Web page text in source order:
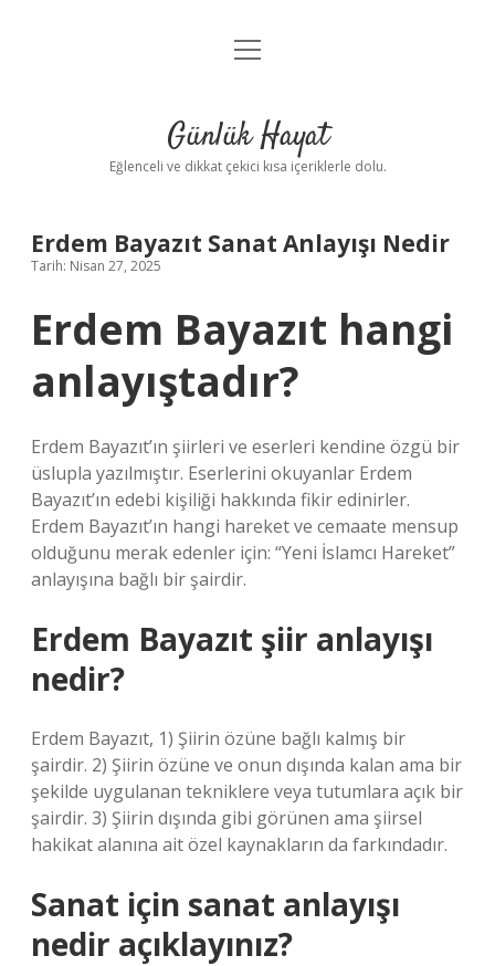
Anasayfa
Yasal Uyarı
menüyü
Günlük Hayat
Eğlenceli ve dikkat çekici kısa içeriklerle dolu.
Erdem Bayazıt Sanat Anlayışı Nedir
Tarih: Nisan 27, 2025
Erdem Bayazıt hangi
anlayıştadır?
Erdem Bayazıt’ın şiirleri ve eserleri kendine özgü bir
üslupla yazılmıştır. Eserlerini okuyanlar Erdem
Bayazıt’ın edebi kişiliği hakkında fikir edinirler.
Erdem Bayazıt’ın hangi hareket ve cemaate mensup
olduğunu merak edenler için: “Yeni İslamcı Hareket”
anlayışına bağlı bir şairdir.
Erdem Bayazıt şiir anlayışı
nedir?
Erdem Bayazıt, 1) Şiirin özüne bağlı kalmış bir
şairdir. 2) Şiirin özüne ve onun dışında kalan ama bir
şekilde uygulanan tekniklere veya tutumlara açık bir
şairdir. 3) Şiirin dışında gibi görünen ama şiirsel
hakikat alanına ait özel kaynakların da farkındadır.
Sanat için sanat anlayışı
nedir açıklayınız?